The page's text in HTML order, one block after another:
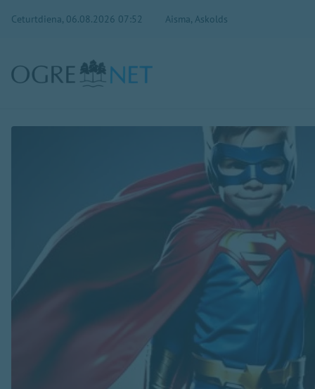
Ceturtdiena, 06.08.2026 07:52 Aisma, Askolds